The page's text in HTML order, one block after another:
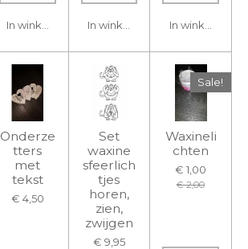
In winkelwagen In winkelwagen In
Onderze
tters
met
tekst
€ 4,50
Set
waxine
sfeerlich
tjes
horen,
zien,
zwijgen
€ 9,95
Sale!
Waxineli
chten
€ 1,00
€ 2,00